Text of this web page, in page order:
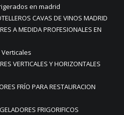
en madrid
CAVAS DE VINOS MADRID
A MEDIDA PROFESIONALES EN
VERTICALES Y HORIZONTALES
FRÍO PARA RESTAURACION
FRIGORIFICOS